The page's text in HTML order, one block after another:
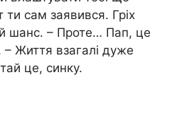
сам заявився. Гріх
шанс. – Проте… Пап, це
Життя взагалі дуже
це, синку.